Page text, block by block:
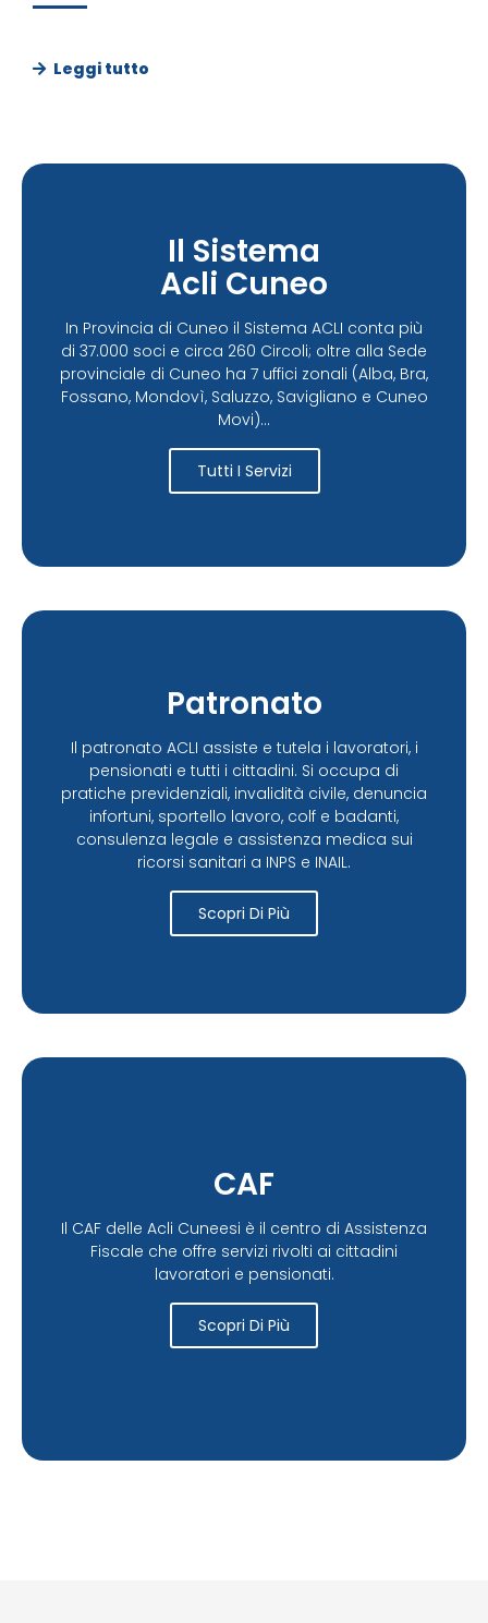
Leggi tutto
Il Sistema
Acli Cuneo
In Provincia di Cuneo il Sistema ACLI conta più
di 37.000 soci e circa 260 Circoli; oltre alla Sede
provinciale di Cuneo ha 7 uffici zonali (Alba, Bra,
Fossano, Mondovì, Saluzzo, Savigliano e Cuneo
Movi)...
Tutti I Servizi
Patronato
Il patronato ACLI assiste e tutela i lavoratori, i
pensionati e tutti i cittadini. Si occupa di
pratiche previdenziali, invalidità civile, denuncia
infortuni, sportello lavoro, colf e badanti,
consulenza legale e assistenza medica sui
ricorsi sanitari a INPS e INAIL.
Scopri Di Più
CAF
Il CAF delle Acli Cuneesi è il centro di Assistenza
Fiscale che offre servizi rivolti ai cittadini
lavoratori e pensionati.
Scopri Di Più